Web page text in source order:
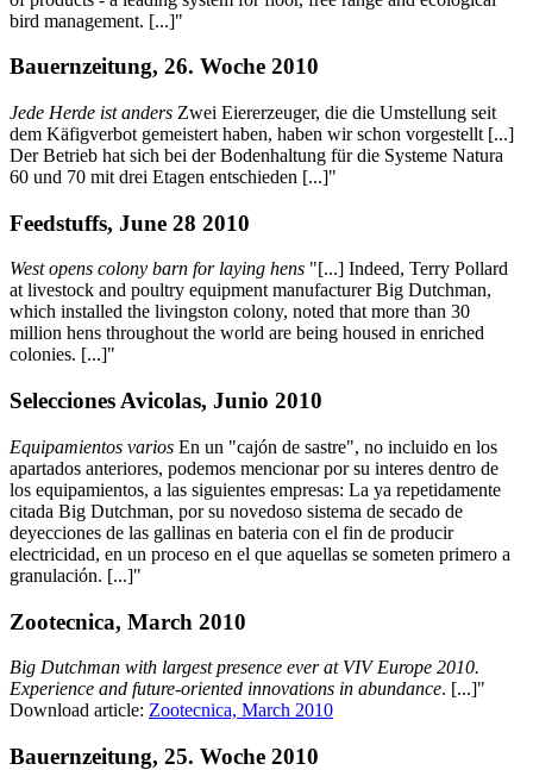
bird management. [...]"
Bauernzeitung, 26. Woche 2010
Jede Herde ist anders Zwei Eiererzeuger, die die Umstellung seit
dem Käfigverbot gemeistert haben, haben wir schon vorgestellt [...]
Der Betrieb hat sich bei der Bodenhaltung für die Systeme Natura
60 und 70 mit drei Etagen entschieden [...]"
Feedstuffs, June 28 2010
West opens colony barn for laying hens "[...] Indeed, Terry Pollard
at livestock and poultry equipment manufacturer Big Dutchman,
which installed the livingston colony, noted that more than 30
million hens throughout the world are being housed in enriched
colonies. [...]"
Selecciones Avicolas, Junio 2010
Equipamientos varios En un "cajón de sastre", no incluido en los
apartados anteriores, podemos mencionar por su interes dentro de
los equipamientos, a las siguientes empresas: La ya repetidamente
citada Big Dutchman, por su novedoso sistema de secado de
deyecciones de las gallinas en bateria con el fin de producir
electricidad, en un proceso en el que aquellas se someten primero a
granulación. [...]"
Zootecnica, March 2010
Big Dutchman with largest presence ever at VIV Europe 2010.
Experience and future-oriented innovations in abundance. [...]"
Download article: Zootecnica, March 2010
Bauernzeitung, 25. Woche 2010